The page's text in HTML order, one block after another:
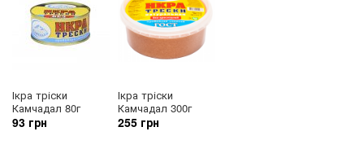
Ікра тріски
Камчадал 80г
93 грн
Ікра тріски
Камчадал 300г
255 грн